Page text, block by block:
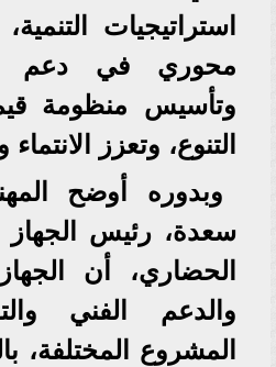
استراتيجيات
محوري في دعم
وتأسيس منظومة
التنوع، وتعزز
وبدوره أوضح
سعدة، رئيس الجهاز
الحضاري، أن
والدعم الفني
المشروع المختلفة،